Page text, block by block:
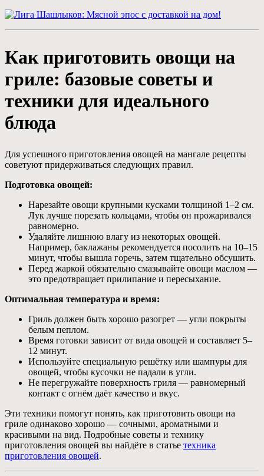
Как приготовить овощи на
гриле: базовые советы и
техники для идеального
блюда
Для успешного приготовления овощей на мангале рецепты
советуют придерживаться следующих правил.
Подготовка овощей:
Нарезайте овощи крупными кусками толщиной 1–2 см.
Лук лучше порезать кольцами, чтобы он прожаривался
равномерно.
Удаляйте лишнюю влагу из некоторых овощей.
Например, баклажаны рекомендуется посолить на 10–15
минут, чтобы вышла горечь, затем тщательно обсушить.
Перед жаркой обязательно смазывайте овощи маслом —
это предотвращает прилипание и пересыхание.
Оптимальная температура и время:
Гриль должен быть хорошо разогрет — угли покрыты
белым пеплом.
Время готовки зависит от вида овощей и составляет 5–
12 минут.
Используйте специальную решётку или шампуры для
овощей, чтобы кусочки не падали в угли.
Не перегружайте поверхность гриля — равномерный
контакт с огнём даёт качество и вкус.
Эти техники помогут понять, как приготовить овощи на
гриле одинаково хорошо — сочными, ароматными и
красивыми на вид. Подробные советы и технику
приготовления овощей вы найдёте в статье техника
приготовления овощей.